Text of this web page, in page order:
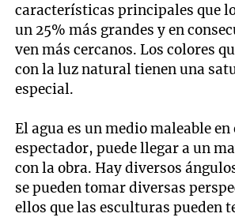
características principales que
un 25% más grandes y en
ven más cercanos. Los colores
con la luz natural tienen una
especial.
El agua es un medio maleable
espectador, puede llegar a un
con la obra. Hay diversos
se pueden tomar diversas
ellos que las esculturas pueden